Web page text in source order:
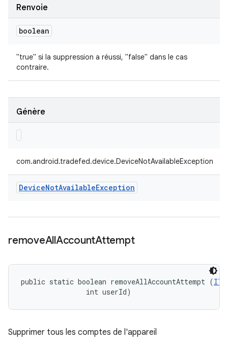
Renvoie
boolean
"true" si la suppression a réussi, "false" dans le cas
contraire.
Génère
com.android.tradefed.device.DeviceNotAvailableException
DeviceNotAvailableException
removeAllAccountAttempt
public static boolean removeAllAccountAttempt (
                int userId)
Supprimer tous les comptes de l'appareil